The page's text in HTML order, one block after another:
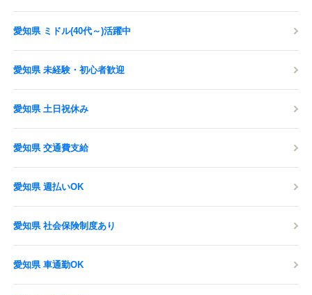
愛知県 ミドル(40代～)活躍中
愛知県 未経験・初心者歓迎
愛知県 土日祝休み
愛知県 交通費支給
愛知県 週払いOK
愛知県 社会保険制度あり
愛知県 車通勤OK